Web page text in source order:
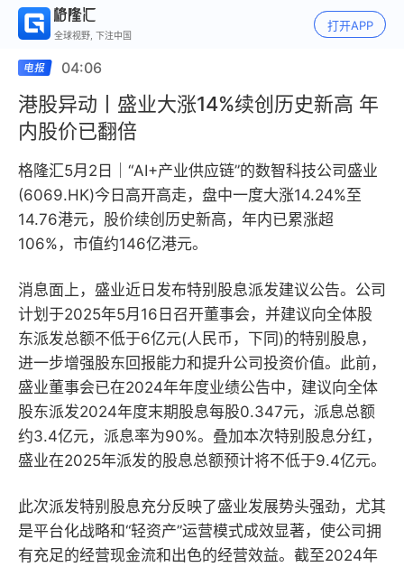
全球视野, 下注中国
打开APP
04:06
港股异动丨盛业大涨14%续创历史新高 年
内股价已翻倍
格隆汇5月2日｜“AI+产业供应链”的数智科技公司盛业
(6069.HK)今日高开高走，盘中一度大涨14.24%至
14.76港元，股价续创历史新高，年内已累涨超
106%，市值约146亿港元。
消息面上，盛业近日发布特别股息派发建议公告。公司
计划于2025年5月16日召开董事会，并建议向全体股
东派发总额不低于6亿元(人民币，下同)的特别股息，
进一步增强股东回报能力和提升公司投资价值。此前，
盛业董事会已在2024年年度业绩公告中，建议向全体
股东派发2024年度末期股息每股0.347元，派息总额
约3.4亿元，派息率为90%。叠加本次特别股息分红，
盛业在2025年派发的股息总额预计将不低于9.4亿元。
此次派发特别股息充分反映了盛业发展势头强劲，尤其
是平台化战略和“轻资产”运营模式成效显著，使公司拥
有充足的经营现金流和出色的经营效益。截至2024年